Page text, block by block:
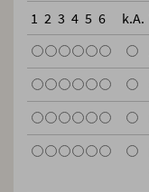
1 2 3 4 5 6 k.A.